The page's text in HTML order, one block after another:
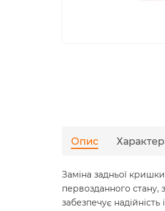
Опис
Заміна задньої
первозданного стану,
забезпечує